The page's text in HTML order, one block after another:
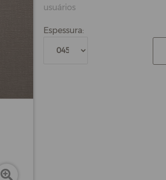
usuários
Espessura: